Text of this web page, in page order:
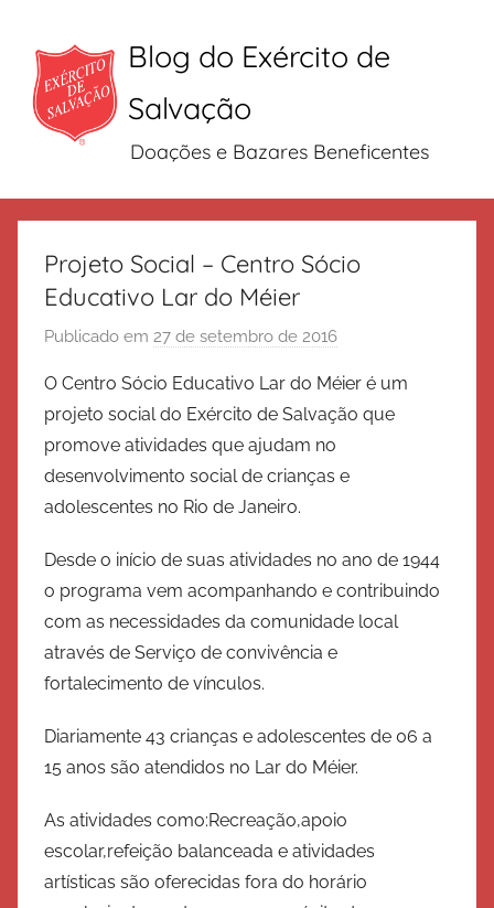
conteúdo
Blog do Exército de
Salvação
Doações e Bazares Beneficentes
Projeto Social – Centro Sócio
Educativo Lar do Méier
Publicado em 27 de setembro de 2016
r
E
é
t
o
a
l
a
ç
ã
O Centro Sócio Educativo Lar do Méier é um
projeto social do Exército de Salvação que
promove atividades que ajudam no
desenvolvimento social de crianças e
adolescentes no Rio de Janeiro.
Desde o início de suas atividades no ano de 1944
o programa vem acompanhando e contribuindo
com as necessidades da comunidade local
através de Serviço de convivência e
fortalecimento de vínculos.
Diariamente 43 crianças e adolescentes de 06 a
15 anos são atendidos no Lar do Méier.
As atividades como:Recreação,apoio
escolar,refeição balanceada e atividades
artísticas são oferecidas fora do horário